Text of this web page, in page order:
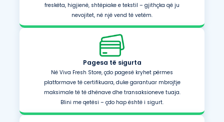
freskëta, higjienë, shtëpiake e tekstil – gjithçka që ju
nevojitet, në një vend të vetëm.
Pagesa të sigurta
Në Viva Fresh Store, çdo pagesë kryhet përmes
platformave të certifikuara, duke garantuar mbrojtje
maksimale të të dhënave dhe transaksioneve tuaja.
Blini me qetësi – çdo hap është i sigurt.